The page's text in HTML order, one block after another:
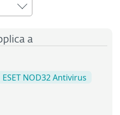
a
ESET NOD32 Antivirus